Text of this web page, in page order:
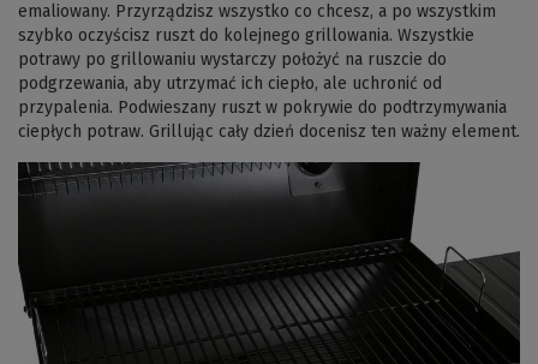
emaliowany. Przyrządzisz wszystko co chcesz, a po wszystkim
szybko oczyścisz ruszt do kolejnego grillowania. Wszystkie
potrawy po grillowaniu wystarczy położyć na ruszcie do
podgrzewania, aby utrzymać ich ciepło, ale uchronić od
przypalenia. Podwieszany ruszt w pokrywie do podtrzymywania
ciepłych potraw. Grillując cały dzień docenisz ten ważny element.